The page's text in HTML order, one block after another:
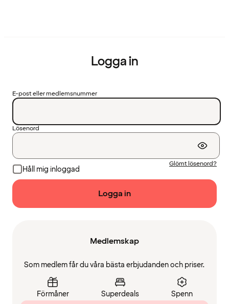
Logga in
E-post eller medlemsnummer
Lösenord
Håll mig inloggad
Glömt lösenord?
Logga in
Medlemskap
Som medlem får du våra bästa erbjudanden och priser.
Förmåner Superdeals Spenn